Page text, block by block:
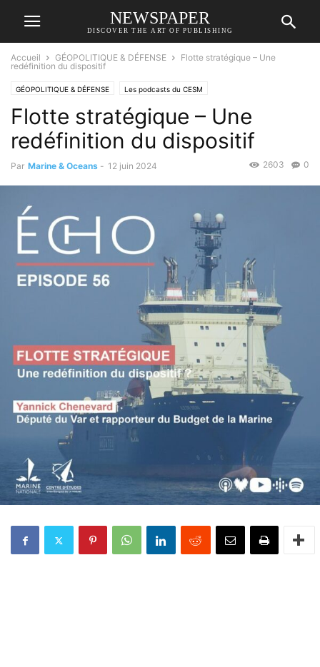
NEWSPAPER
DISCOVER THE ART OF PUBLISHING
Accueil GÉOPOLITIQUE & DÉFENSE
Flotte stratégique – Une
redéfinition du dispositif
GÉOPOLITIQUE & DÉFENSE Les podcasts du CESM
Flotte stratégique – Une
redéfinition du dispositif
Par Marine & Oceans - 12 juin 2024 0
2603